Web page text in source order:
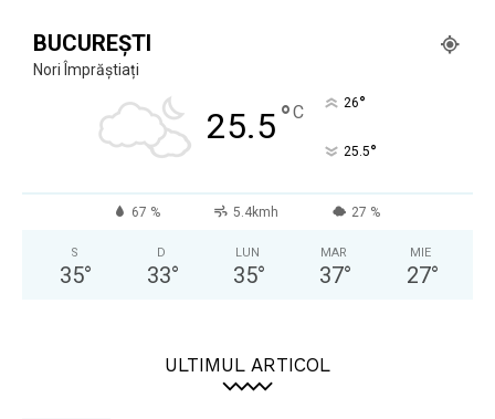
BUCUREȘTI
Nori Împrăștiați
25.5°C 26°
25.5°
67 % 5.4kmh 27 %
S
35°
D
33°
LUN
35°
MAR
37°
MIE
27°
ULTIMUL ARTICOL